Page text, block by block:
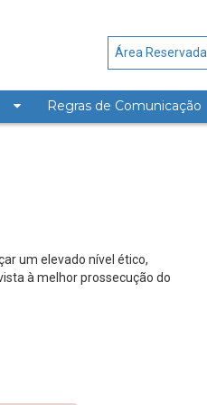
Área Reservada
Regras de Comunicação
um elevado nível ético,
à melhor prossecução do